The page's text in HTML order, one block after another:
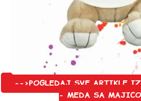
-->POGLEDAJ SVE ARTIKLE
- MEDA SA